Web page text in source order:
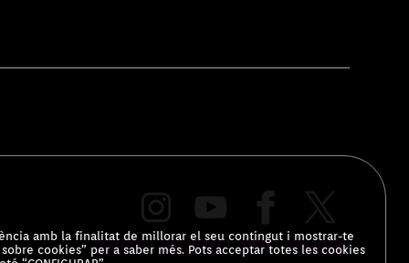
COOKIES|AVÍS LEGAL|PORTAL PRIVACITAT
amb la finalitat de millorar el seu contingut i mostrar-te
cookies” per a saber més. Pots acceptar totes les cookies